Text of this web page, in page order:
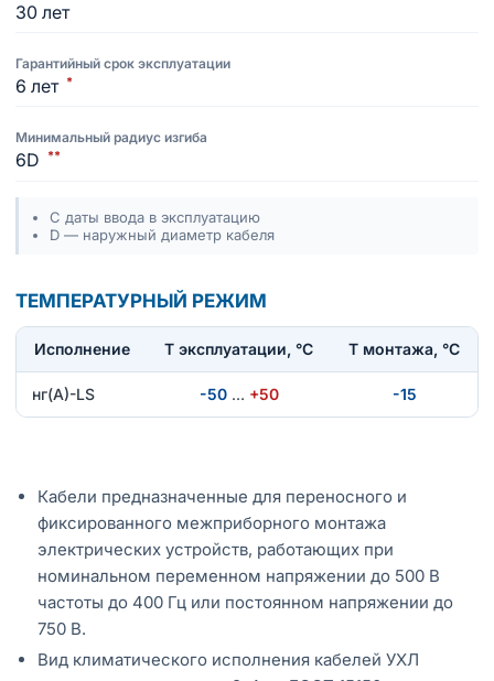
30 лет
Гарантийный срок эксплуатации
6 лет *
Минимальный радиус изгиба
6D **
С даты ввода в эксплуатацию
D — наружный диаметр кабеля
ТЕМПЕРАТУРНЫЙ РЕЖИМ
Исполнение T эксплуатации, °С Т монтажа, °С
нг(А)-LS -50 … +50 -15
Кабели предназначенные для переносного и
фиксированного межприборного монтажа
электрических устройств, работающих при
номинальном переменном напряжении до 500 В
частоты до 400 Гц или постоянном напряжении до
750 В.
Вид климатического исполнения кабелей УХЛ